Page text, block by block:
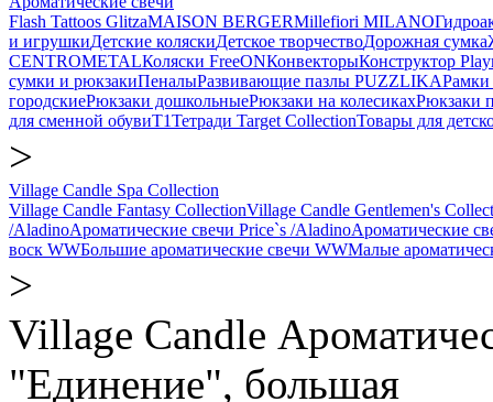
Flash Tattoos GlitzaMAISON BERGERMillefiori MILANO
и игрушкиДетские коляскиДетское творчествоДорожная сумка
CENTROMETALКоляски FreeONКонвекторыКонструктор
сумки и рюкзакиПеналыРазвивающие пазлы PUZZLIKAРамки
городскиеРюкзаки дошкольныеРюкзаки на колесикахРюкзаки
для сменной обувиТ1Тетради Target CollectionТовары для
>
Village Candle Spa Collection
Village Candle Fantasy CollectionVillage Candle Gentlemen's
/AladinoАроматические свечи Price`s /AladinoАроматические
воск WWБольшие ароматические свечи WWМалые
>
Village Candle
"Единение", большая